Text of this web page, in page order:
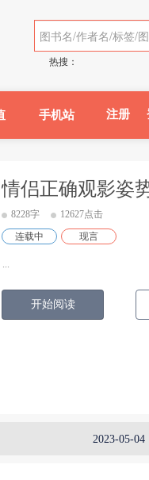
热搜：
手机站 注册
情侣正确观影姿
8228字
12627点击
连载中
现言
...
开始阅读
2023-05-04